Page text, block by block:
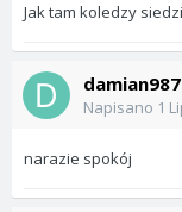
Jak tam koledzy
Napisano 1
narazie spokój